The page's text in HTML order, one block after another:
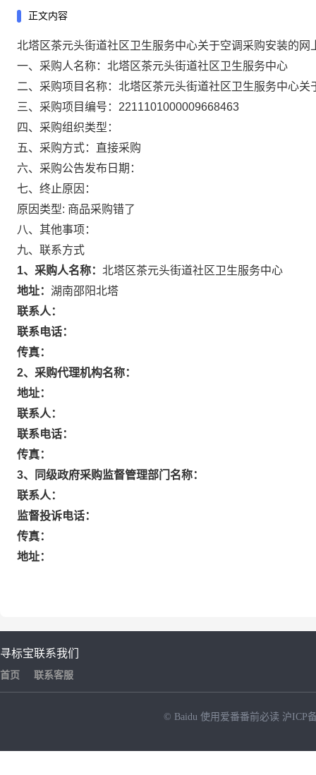
正文内容
北塔区茶元头街道社区卫生服务中心关于空调采购安装的网
一、采购人名称： 北塔区茶元头街道社区卫生服务中心
二、采购项目名称： 北塔区茶元头街道社区卫生服务中心
三、采购项目编号： 2211101000009668463
四、采购组织类型：
五、采购方式： 直接采购
六、采购公告发布日期：
七、终止原因：
原因类型: 商品采购错了
八、其他事项：
九、联系方式
1、采购人名称： 北塔区茶元头街道社区卫生服务中心
地址： 湖南邵阳北塔
联系人：
联系电话：
传真：
2、采购代理机构名称：
地址：
联系人：
联系电话：
传真：
3、同级政府采购监督管理部门名称：
联系人：
监督投诉电话：
传真：
地址：
寻标宝
首页
联系我们
联系客服
© Baidu 使用爱番番前必读 沪ICP